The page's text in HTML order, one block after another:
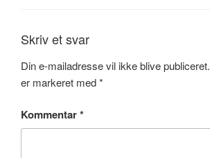
Skriv et svar
Din e-mailadresse vil ikke blive publiceret.
er markeret med*
Kommentar*